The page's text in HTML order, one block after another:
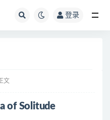
登录
文
of Solitude